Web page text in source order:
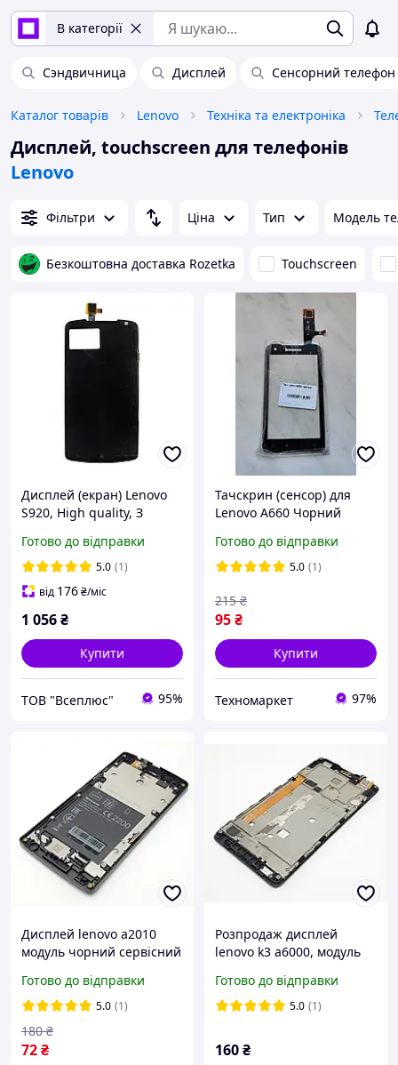
В категорії
Сэндвичница Дисплей Сенсорний телефон
Каталог товарів Lenovo Техніка та електроніка
Дисплей, touchscreen для телефонів
Lenovo
Фільтри Ціна Тип Модель
Безкоштовна доставка Rozetka Touchscreen
Дисплей (екран) Lenovo
S920, High quality, З
рамки, Чорний
Готово до відправки
5.0 (1)
від 176₴/міс
1 056₴
Купити
ТОВ "Всеплюс" 95%
Тачскрин (сенсор) для
Lenovo A660 Чорний
Готово до відправки
5.0 (1)
95₴
215 ₴
Купити
Техномаркет 97%
Дисплей lenovo a2010
модуль чорний сервісний
Готово до відправки
5.0 (1)
72₴
180 ₴
Розпродаж дисплей
lenovo k3 a6000, модуль
розборки
Готово до відправки
5.0 (1)
160₴